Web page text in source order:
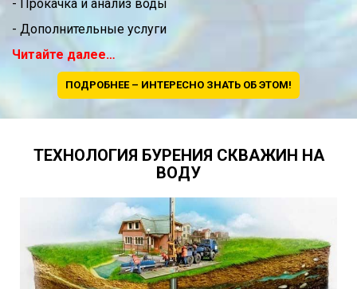
- Прокачка и анализ воды
- Дополнительные услуги
Читайте далее…
ПОДРОБНЕЕ – ИНТЕРЕСНО ЗНАТЬ ОБ ЭТОМ!
ТЕХНОЛОГИЯ БУРЕНИЯ СКВАЖИН НА
ВОДУ